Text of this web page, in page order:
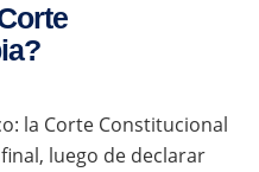
la Corte Constitucional
luego de declarar